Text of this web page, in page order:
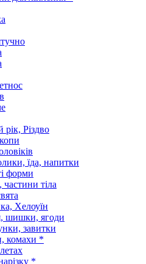
Різдво
їда, напитки
форми
тіла
Хелоуїн
шишки, ягоди
завитки
комахи *
*